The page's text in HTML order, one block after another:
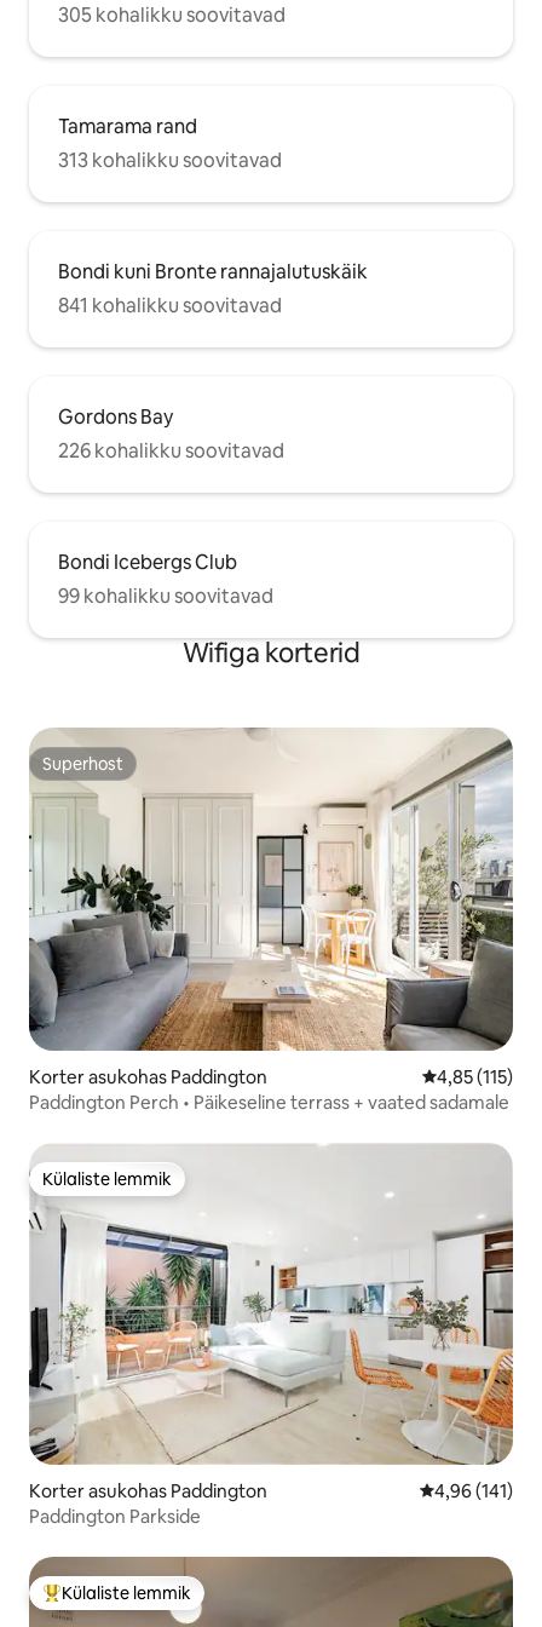
305 kohalikku soovitavad
Tamarama rand
313 kohalikku soovitavad
Bondi kuni Bronte rannajalutuskäik
841 kohalikku soovitavad
Gordons Bay
226 kohalikku soovitavad
Bondi Icebergs Club
99 kohalikku soovitavad
Wifiga korterid
Superhost
Superhost
Korter asukohas Paddington Keskmine
4,85 (115)
Paddington Perch • Päikeseline terrass + vaated sadamale
Külaliste lemmik
Külaliste lemmik
Korter asukohas Paddington Keskmine
4,96 (141)
Paddington Parkside
Külaliste suur lemmik
Külaliste lemmik